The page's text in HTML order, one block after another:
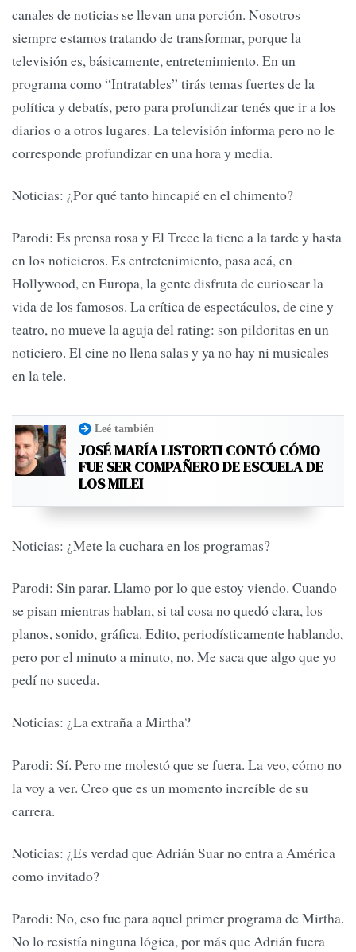
canales de noticias se llevan una porción. Nosotros
siempre estamos tratando de transformar, porque la
televisión es, básicamente, entretenimiento. En un
programa como “Intratables” tirás temas fuertes de la
política y debatís, pero para profundizar tenés que ir a los
diarios o a otros lugares. La televisión informa pero no le
corresponde profundizar en una hora y media.
Noticias: ¿Por qué tanto hincapié en el chimento?
Parodi: Es prensa rosa y El Trece la tiene a la tarde y hasta
en los noticieros. Es entretenimiento, pasa acá, en
Hollywood, en Europa, la gente disfruta de curiosear la
vida de los famosos. La crítica de espectáculos, de cine y
teatro, no mueve la aguja del rating: son pildoritas en un
noticiero. El cine no llena salas y ya no hay ni musicales
en la tele.
Leé también
JOSÉ MARÍA LISTORTI CONTÓ CÓMO
FUE SER COMPAÑERO DE ESCUELA DE
LOS MILEI
Noticias: ¿Mete la cuchara en los programas?
Parodi: Sin parar. Llamo por lo que estoy viendo. Cuando
se pisan mientras hablan, si tal cosa no quedó clara, los
planos, sonido, gráfica. Edito, periodísticamente hablando,
pero por el minuto a minuto, no. Me saca que algo que yo
pedí no suceda.
Noticias: ¿La extraña a Mirtha?
Parodi: Sí. Pero me molestó que se fuera. La veo, cómo no
la voy a ver. Creo que es un momento increíble de su
carrera.
Noticias: ¿Es verdad que Adrián Suar no entra a América
como invitado?
Parodi: No, eso fue para aquel primer programa de Mirtha.
No lo resistía ninguna lógica, por más que Adrián fuera